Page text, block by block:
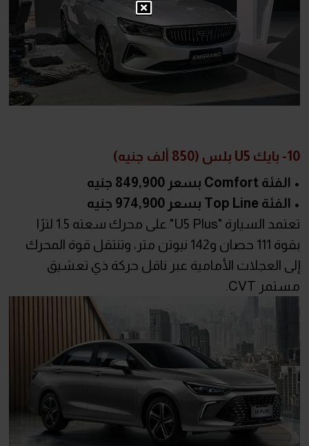
10- بايك U5 بلس (850 ألف جنيه)
• الفئة Comfort بسعر 849,900 جنيه
• الفئة Top Line بسعر 974,900 جنيه
تعتمد السيارة "U5 Plus" على محرك سعته 1.5 لترًا
بقوة 111 حصان و142 نيوتن متر، وتنتقل قوة المحرك
إلى العجلات الأمامية عبر ناقل حركة ذي تعشيق
مستمر CVT.